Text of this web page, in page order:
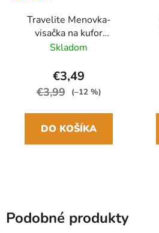
Travelite Menovka-
visačka na kufor
Multicolor Waves
Skladom
€3,49
€3,99 (–12 %)
DO KOŠÍKA
Podobné produkty